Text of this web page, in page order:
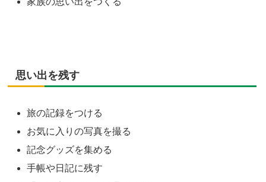
思い出を残す
旅の記録をつける
お気に入りの写真を撮る
記念グッズを集める
手帳や日記に残す